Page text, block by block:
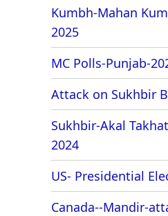
Kumbh-Mahan
2025
MC Polls-Punjab-
Attack on Sukhbir
Sukhbir-Akal
2024
US- Presidential
Canada--Mandir-